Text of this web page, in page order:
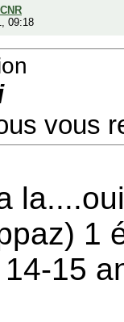
09:18
vous
1
15